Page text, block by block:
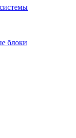
блоки